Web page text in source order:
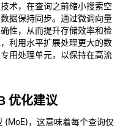
术，在查询之前缩小搜索空
据保持同步。通过微调向量
性，从而提升存储效率和检
利用水平扩展处理更大的数
用处理单元，以保持在高流
优化建议
，这意味着每个查询仅